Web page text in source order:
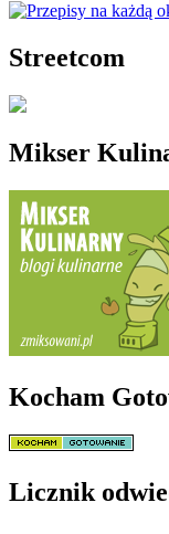
Streetcom
Mikser
Kocham
Licznik